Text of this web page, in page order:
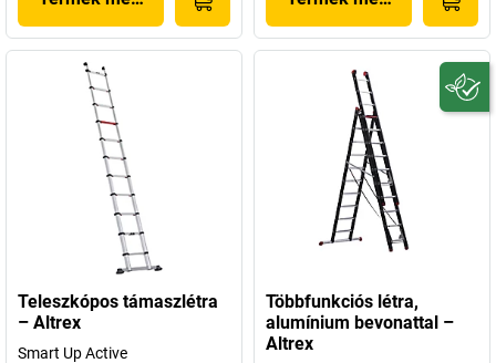
Teleszkópos támaszlétra
– Altrex
Smart Up Active
Többfunkciós létra,
alumínium bevonattal –
Altrex